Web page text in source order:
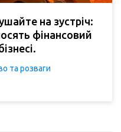
на зустріч:
фінансовий
та розваги